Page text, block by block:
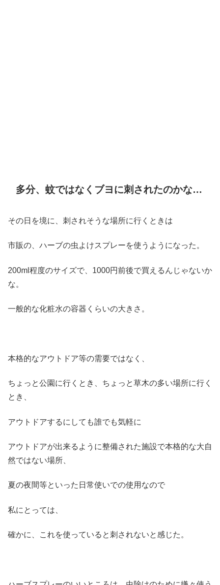
多分、蚊ではなくブヨに刺されたのかな…
その日を境に、刺されそうな場所に行くときは
市販の、ハーブの虫よけスプレーを使うようになった。
200ml程度のサイズで、1000円前後で買えるんじゃないか
な。
一般的な化粧水の容器くらいの大きさ。
本格的なアウトドア等の需要ではなく、
ちょっと公園に行くとき、ちょっと草木の多い場所に行く
とき、
アウトドアするにしても誰でも気軽に
アウトドアが出来るように整備された施設で本格的な大自
然ではない場所、
夏の夜間等といった日常使いでの使用なので
私にとっては、
確かに、これを使っていると刺されないと感じた。